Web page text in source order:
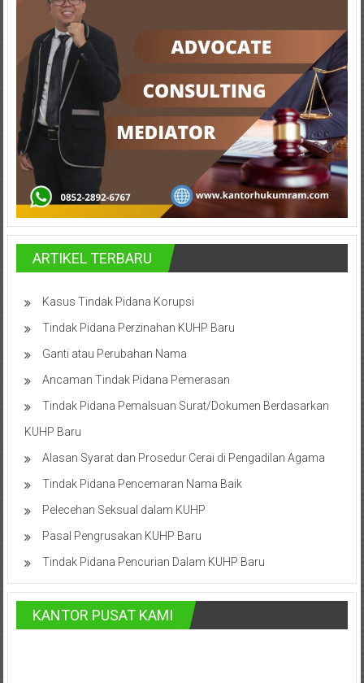
Badung,
Gianyar,
Mataram,
Lombok,
Temanggung,
Sragen,
Karanganyar,
Malang,
Kediri,
Madiun,
Ponorogo,
Cilacap,
Banjarnegara,
Temanggung,
Wonosobo,
Cirebon,
Karawang,
Aceh,
Medan,
Padang,
ARTIKEL TERBARU
Kasus Tindak Pidana Korupsi
Tindak Pidana Perzinahan KUHP Baru
Ganti atau Perubahan Nama
Ancaman Tindak Pidana Pemerasan
Tindak Pidana Pemalsuan Surat/Dokumen Berdasarkan
KUHP Baru
Alasan Syarat dan Prosedur Cerai di Pengadilan Agama
Tindak Pidana Pencemaran Nama Baik
Pelecehan Seksual dalam KUHP
Pasal Pengrusakan KUHP Baru
Tindak Pidana Pencurian Dalam KUHP Baru
KANTOR PUSAT KAMI